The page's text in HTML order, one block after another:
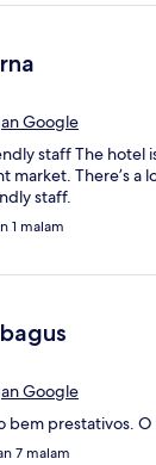
Google
staff The hotel
market. There’s a
staff.
1 malam
Google
bem prestativos.
7 malam